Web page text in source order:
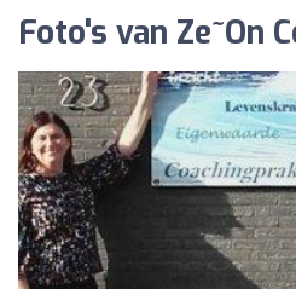
Foto's van Ze~On